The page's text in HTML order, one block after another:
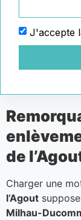
J'accepte
de
Charger une
l’Agout
Milhau-